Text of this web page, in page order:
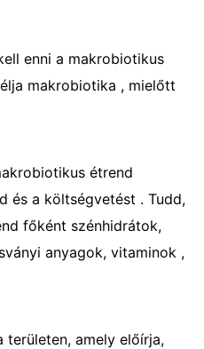
enni a makrobiotikus
makrobiotika , mielőtt
étrend
és a költségvetést . Tudd,
főként szénhidrátok,
anyagok, vitaminok ,
területen, amely előírja,